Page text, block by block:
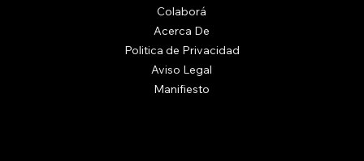
Colaborá
Acerca De
Politica de Privacidad
Aviso Legal
Manifiesto